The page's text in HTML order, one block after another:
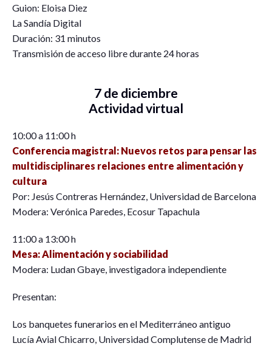
Guion: Eloisa Diez
La Sandía Digital
Duración: 31 minutos
Transmisión de acceso libre durante 24 horas
7 de diciembre
Actividad virtual
10:00 a 11:00 h
Conferencia magistral: Nuevos retos para pensar las
multidisciplinares relaciones entre alimentación y
cultura
Por: Jesús Contreras Hernández, Universidad de Barcelona
Modera: Verónica Paredes, Ecosur Tapachula
11:00 a 13:00 h
Mesa: Alimentación y sociabilidad
Modera: Ludan Gbaye, investigadora independiente
Presentan:
Los banquetes funerarios en el Mediterráneo antiguo
Lucía Avial Chicarro, Universidad Complutense de Madrid